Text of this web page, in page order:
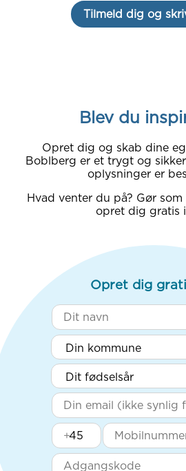
Tilmeld dig og
Blev du
Opret dig og skab dine
Boblberg er et trygt og
oplysninger er
Hvad venter du på? Gør som
opret dig gratis
Opret dig
+